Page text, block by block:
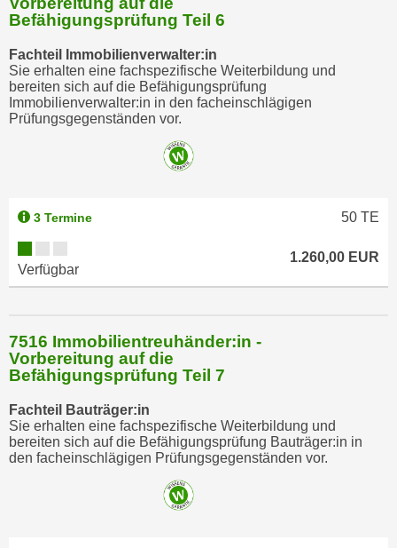
Befähigungsprüfung Teil 6
Fachteil Immobilienverwalter:in
Sie erhalten eine fachspezifische Weiterbildung und
bereiten sich auf die Befähigungsprüfung
Immobilienverwalter:in in den facheinschlägigen
Prüfungsgegenständen vor.
3 Termine 50 TE
Verfügbar
1.260,00 EUR
7516 Immobilientreuhänder:in -
Vorbereitung auf die
Befähigungsprüfung Teil 7
Fachteil Bauträger:in
Sie erhalten eine fachspezifische Weiterbildung und
bereiten sich auf die Befähigungsprüfung Bauträger:in in
den facheinschlägigen Prüfungsgegenständen vor.